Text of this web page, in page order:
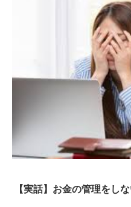
【実話】お金の管理をし